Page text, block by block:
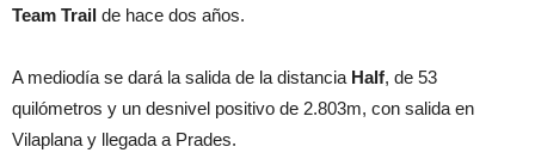
Team Trail de hace dos años.
A mediodía se dará la salida de la distancia Half, de 53
quilómetros y un desnivel positivo de 2.803m, con salida en
Vilaplana y llegada a Prades.